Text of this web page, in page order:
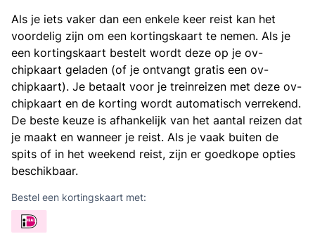
Als je iets vaker dan een enkele keer reist kan het
voordelig zijn om een kortingskaart te nemen. Als je
een kortingskaart bestelt wordt deze op je ov-
chipkaart geladen (of je ontvangt gratis een ov-
chipkaart). Je betaalt voor je treinreizen met deze ov-
chipkaart en de korting wordt automatisch verrekend.
De beste keuze is afhankelijk van het aantal reizen dat
je maakt en wanneer je reist. Als je vaak buiten de
spits of in het weekend reist, zijn er goedkope opties
beschikbaar.
Bestel een kortingskaart met: